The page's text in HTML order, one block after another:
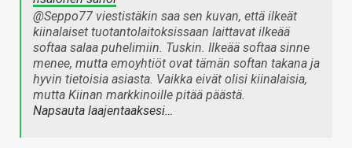
@Seppo77 viestistäkin saa sen kuvan, että ilkeät
kiinalaiset tuotantolaitoksissaan laittavat ilkeää
softaa salaa puhelimiin. Tuskin. Ilkeää softaa sinne
menee, mutta emoyhtiöt ovat tämän softan takana ja
hyvin tietoisia asiasta. Vaikka eivät olisi kiinalaisia,
mutta Kiinan markkinoille pitää päästä.
Napsauta laajentaaksesi…